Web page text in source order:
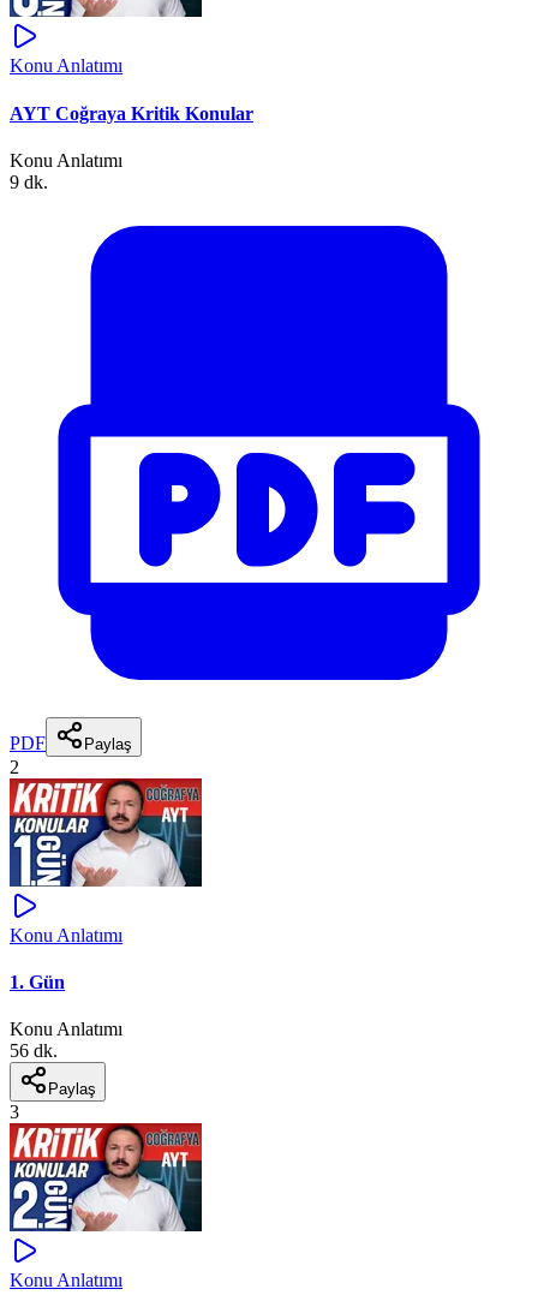
Konu Anlatımı
AYT Coğraya Kritik Konular
Konu Anlatımı
9 dk.
PDF Paylaş
2
Konu Anlatımı
1. Gün
Konu Anlatımı
56 dk.
Paylaş
3
Konu Anlatımı